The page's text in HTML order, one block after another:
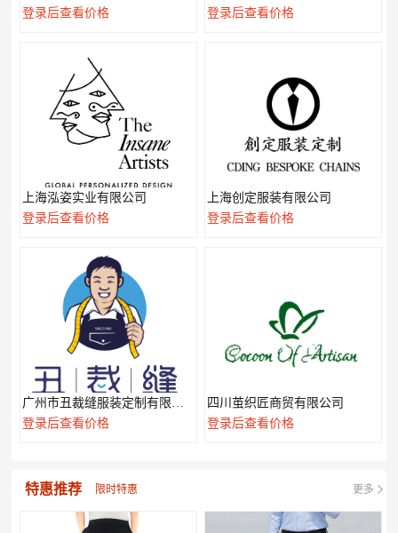
登录后查看价格
登录后查看价格
上海泓姿实业有限公司
登录后查看价格
上海创定服装有限公司
登录后查看价格
广州市丑裁缝服装定制有限公司
登录后查看价格
四川茧织匠商贸有限公司
登录后查看价格
特惠推荐 限时特惠 更多